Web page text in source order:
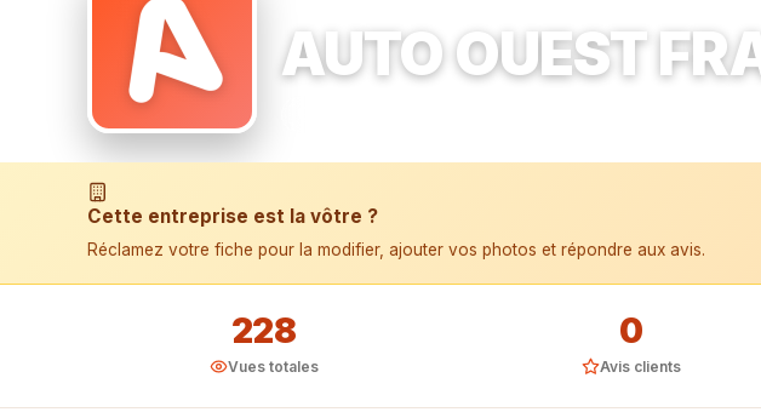
Ajouter une annonce
Se connecter
S'inscrire
📱 Installer l'application
AUTO OUEST
Cette entreprise est la vôtre ?
Réclamez votre fiche pour la modifier, ajouter vos photos et répondre aux avis.
228
Vues totales
0
Avis clients